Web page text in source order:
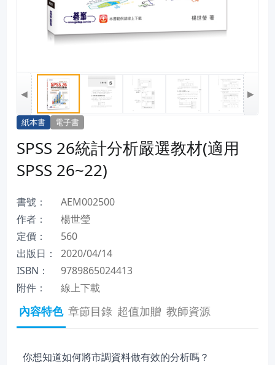
◀ ▶
紙本書 電子書
SPSS 26統計分析嚴選教材(適用
SPSS 26~22)
書號：
AEM002500
作者：
楊世瑩
定價：
560
出版日：
2020/04/14
ISBN：
9789865024413
附件：
線上下載
內容特色 章節目錄 超值加贈 教師資源
你想知道如何將市調資料做有效的分析嗎？